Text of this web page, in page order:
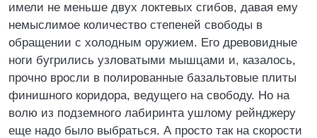
имели не меньше двух локтевых сгибов, давая ему
немыслимое количество степеней свободы в
обращении с холодным оружием. Его древовидные
ноги бугрились узловатыми мышцами и, казалось,
прочно вросли в полированные базальтовые плиты
финишного коридора, ведущего на свободу. Но на
волю из подземного лабиринта ушлому рейнджеру
еще надо было выбраться. А просто так на скорости